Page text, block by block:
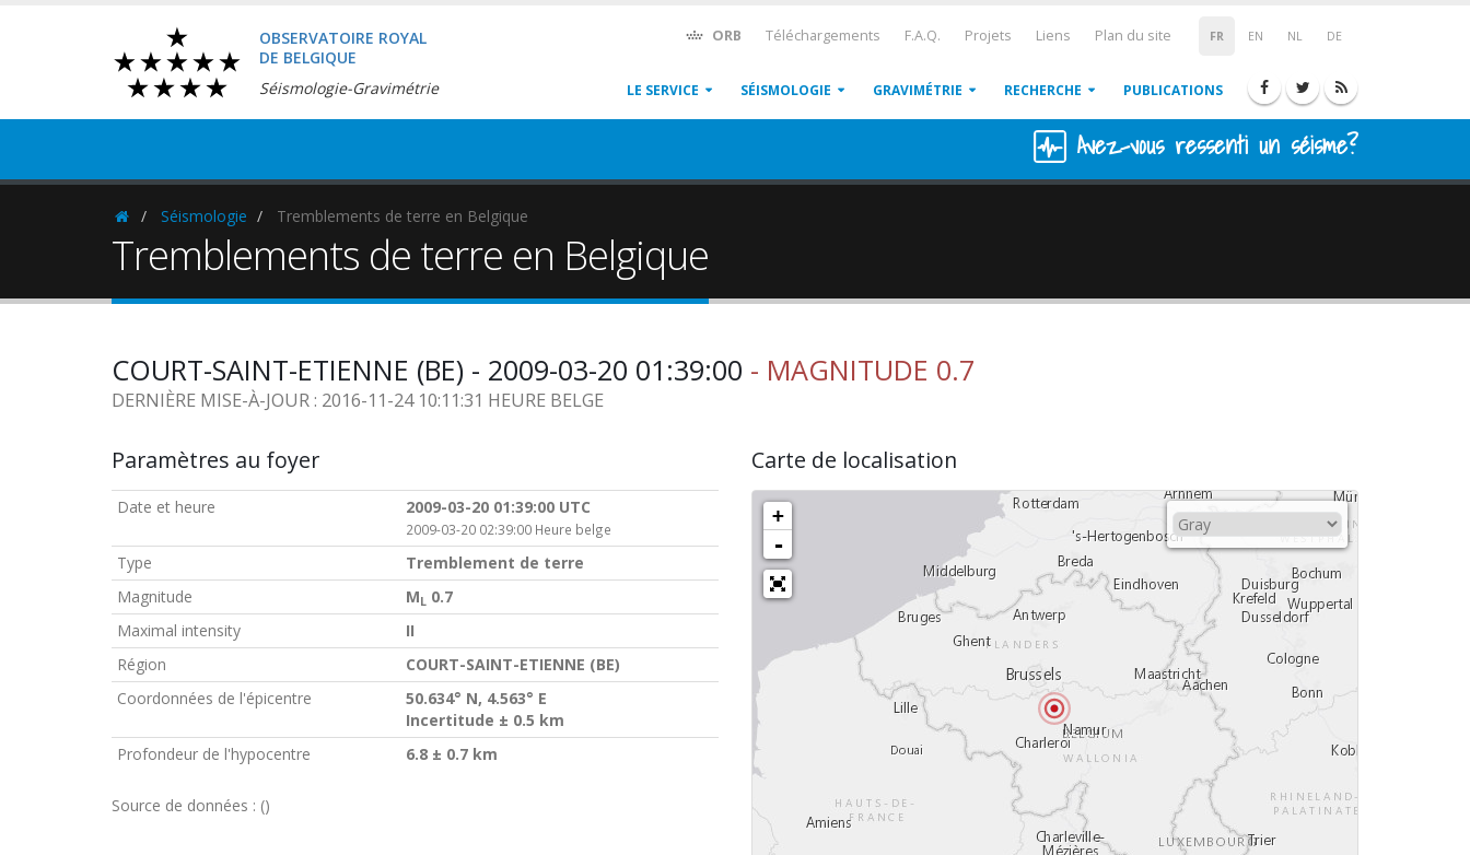
OBSERVATOIRE ROYAL
DE BELGIQUE
Séismologie-Gravimétrie
FR EN NL DE
ORB Téléchargements F.A.Q. Projets Liens Plan du site
LE SERVICE SÉISMOLOGIE GRAVIMÉTRIE RECHERCHE PUBLICATIONS
Avez-vous ressenti un séisme?
HomepageSéismologie Tremblements de terre en Belgique
Tremblements de terre en Belgique
COURT-SAINT-ETIENNE (BE) - 2009-03-20 01:39:00 - MAGNITUDE 0.7
DERNIÈRE MISE-À-JOUR : 2016-11-24 10:11:31 HEURE BELGE
Paramètres au foyer
Date et heure 2009-03-20 01:39:00 UTC
2009-03-20 02:39:00 Heure belge
Type
Tremblement de terre
Magnitude
ML 0.7
Maximal intensity
II
Région
COURT-SAINT-ETIENNE (BE)
Coordonnées de l'épicentre
50.634° N, 4.563° E
Incertitude ± 0.5 km
Profondeur de l'hypocentre
6.8 ± 0.7 km
Source de données : ()
Carte de localisation
+
-